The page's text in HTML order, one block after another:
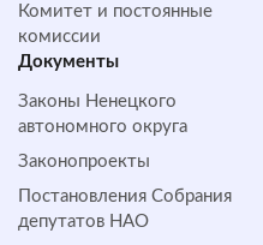
Комитет и постоянные
комиссии
Документы
Законы Ненецкого
автономного округа
Законопроекты
Постановления Собрания
депутатов НАО